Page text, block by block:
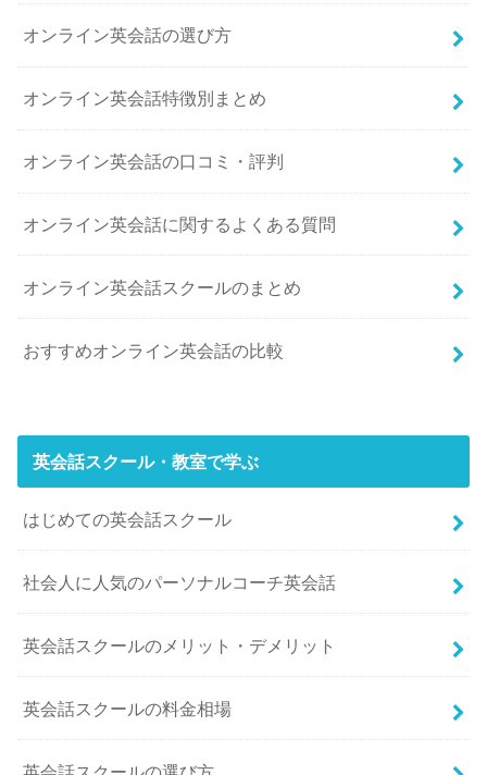
オンライン英会話の選び方
オンライン英会話特徴別まとめ
オンライン英会話の口コミ・評判
オンライン英会話に関するよくある質問
オンライン英会話スクールのまとめ
おすすめオンライン英会話の比較
英会話スクール・教室で学ぶ
はじめての英会話スクール
社会人に人気のパーソナルコーチ英会話
英会話スクールのメリット・デメリット
英会話スクールの料金相場